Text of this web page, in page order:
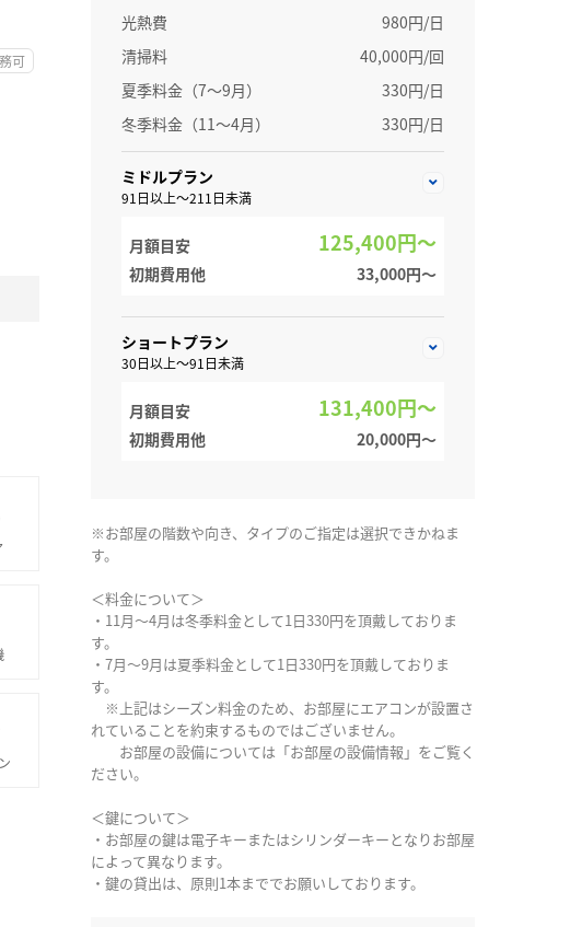
可
光熱費
980円/日
清掃料
40,000円/回
夏季料金（7～9月）
330円/日
冬季料金（11～4月）
330円/日
ミドルプラン
91日以上～211日未満
月額目安 125,400円～
初期費用他 33,000円〜
ショートプラン
30日以上～91日未満
月額目安 131,400円～
初期費用他 20,000円〜
※お部屋の階数や向き、タイプのご指定は選択できかねま
す。
＜料金について＞
・11月～4月は冬季料金として1日330円を頂戴しておりま
す。
・7月～9月は夏季料金として1日330円を頂戴しておりま
す。
※上記はシーズン料金のため、お部屋にエアコンが設置さ
れていることを約束するものではございません。
お部屋の設備については「お部屋の設備情報」をご覧く
ださい。
＜鍵について＞
・お部屋の鍵は電子キーまたはシリンダーキーとなりお部屋
によって異なります。
・鍵の貸出は、原則1本まででお願いしております。